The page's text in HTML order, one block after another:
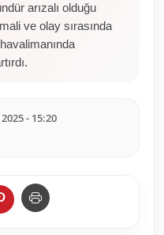
arızalı olduğu
ve olay sırasında
- 15:20